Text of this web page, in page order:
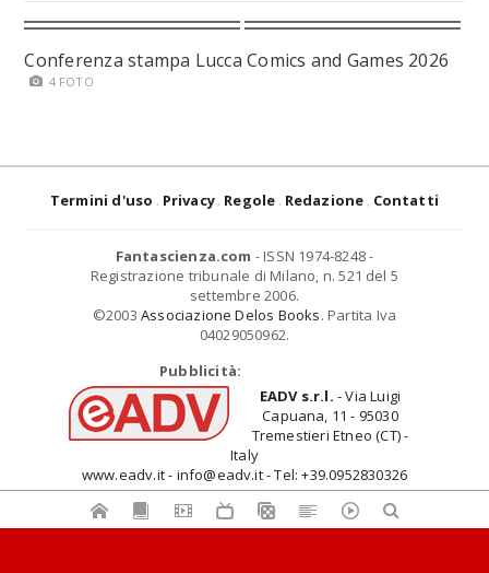
Conferenza stampa Lucca Comics and Games 2026
4 FOTO
Termini d'uso Privacy Regole Redazione Contatti
Fantascienza.com - ISSN 1974-8248 -
Registrazione tribunale di Milano, n. 521 del 5
settembre 2006.
©2003 Associazione Delos Books. Partita Iva
04029050962.
Pubblicità:
EADV s.r.l. - Via Luigi
Capuana, 11 - 95030
Tremestieri Etneo (CT) -
Italy
www.eadv.it - info@eadv.it - Tel: +39.0952830326